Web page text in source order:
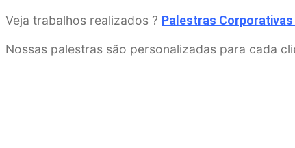
Veja trabalhos realizados ? Palestras Corporativas
Nossas palestras são personalizadas para cada